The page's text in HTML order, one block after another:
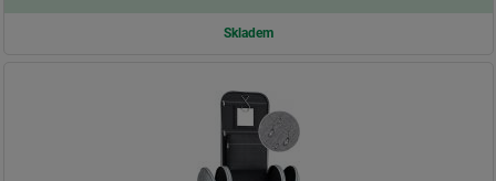
Skladem